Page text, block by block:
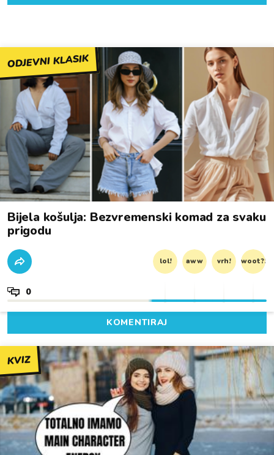
ODJEVNI KLASIK
Bijela košulja: Bezvremenski komad za svaku
prigodu
lol! aww vrh! woot?!
0
KOMENTIRAJ
KVIZ